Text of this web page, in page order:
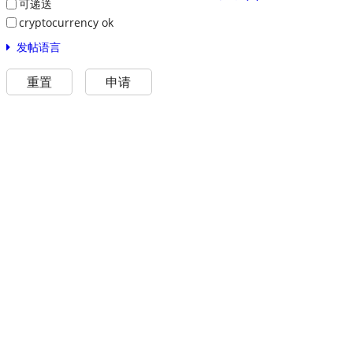
可递送
cryptocurrency ok
发帖语言
重置 申请